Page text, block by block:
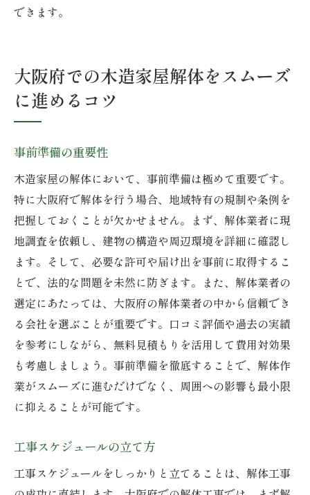
できます。
大阪府での木造家屋解体をスムーズ
に進めるコツ
事前準備の重要性
木造家屋の解体において、事前準備は極めて重要です。
特に大阪府で解体を行う場合、地域特有の規制や条例を
把握しておくことが欠かせません。まず、解体業者に現
地調査を依頼し、建物の構造や周辺環境を詳細に確認し
ます。そして、必要な許可や届け出を事前に取得するこ
とで、法的な問題を未然に防ぎます。また、解体業者の
選定にあたっては、大阪府の解体業者の中から信頼でき
る会社を選ぶことが重要です。口コミ評価や過去の実績
を参考にしながら、無料見積もりを活用して費用対効果
も考慮しましょう。事前準備を徹底することで、解体作
業がスムーズに進むだけでなく、周囲への影響も最小限
に抑えることが可能です。
工事スケジュールの立て方
工事スケジュールをしっかりと立てることは、解体工事